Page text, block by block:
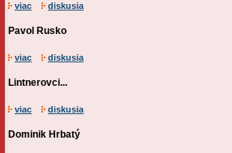
viac diskusia
Pavol Rusko
viac diskusia
Lintnerovci...
viac diskusia
Dominik Hrbatý